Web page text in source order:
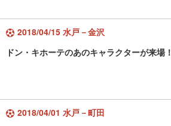
2018/04/15 水戸－金沢
ドン・キホーテのあのキャラクターが来場！
2018/04/01 水戸－町田